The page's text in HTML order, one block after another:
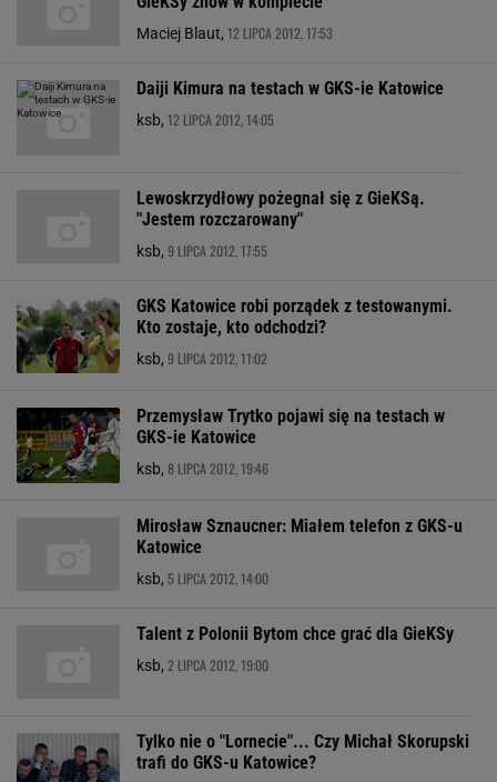
Maciej Blaut, 12 LIPCA 2012, 17:53
Daiji Kimura na testach w GKS-ie Katowice
ksb, 12 LIPCA 2012, 14:05
Lewoskrzydłowy pożegnał się z GieKSą.
"Jestem rozczarowany"
ksb, 9 LIPCA 2012, 17:55
GKS Katowice robi porządek z testowanymi.
Kto zostaje, kto odchodzi?
ksb, 9 LIPCA 2012, 11:02
Przemysław Trytko pojawi się na testach w
GKS-ie Katowice
ksb, 8 LIPCA 2012, 19:46
Mirosław Sznaucner: Miałem telefon z GKS-u
Katowice
ksb, 5 LIPCA 2012, 14:00
Talent z Polonii Bytom chce grać dla GieKSy
ksb, 2 LIPCA 2012, 19:00
Tylko nie o "Lornecie"... Czy Michał Skorupski
trafi do GKS-u Katowice?